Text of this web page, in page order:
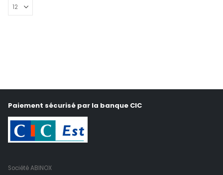
Paiement sécurisé par la banque CIC
Société ABINOX